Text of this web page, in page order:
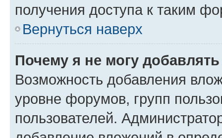
получения доступа к таким
Вернуться наверх
Почему я не могу
Возможность добавления
уровне форумов, групп
пользователей.